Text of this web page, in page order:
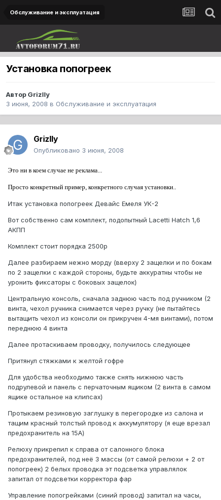
Обслуживание и эксплуатация
Установка попогреек
Автор Grizlly
3 июня, 2008 в Обслуживание и эксплуатация
Grizlly
Опубликовано 3 июня, 2008
Это ни в коем случае не реклама...
Просто конкретный пример, конкретного случая установки..
Итак установка попогреек Девайс Емеля УК-2
Вот собственно сам комплект, подопытный Lacetti Hatch 1,6
АКПП
Комплект стоит порядка 2500р
Далее разбираем нежно морду (вверху 2 защелки и по бокам
по 2 защелки с каждой стороны, будьте аккуратны чтобы не
уронить фиксаторы с боковых защелок)
Центральную консоль, сначала заднюю часть под ручником (2
винта, чехол ручника снимается через ручку (не пытайтесь
вытащить чехол из консоли он прикручен 4-мя винтами), потом
переднюю 4 винта
Далее протаскиваем проводку, получилось следующее
Притянул стяжками к желтой гофре
Для удобства необходимо также снять нижнюю часть
подрулевой и панель с перчаточным ящиком (2 винта в самом
ящике остальное на клипсах)
Протыкаем резиновую заглушку в перегородке из салона и
тащим красный толстый провод к аккумулятору (я еще врезал
предохранитель на 15А)
Релюху прикрепил к справа от салонного блока
предохранителей, под неё 3 массы (от самой релюхи + 2 от
попогреек) 2 белых проводка эт подсветка управлялок
запитал от подсветки корректора фар
Управление попогрейками (синий провод) запитал на часы,